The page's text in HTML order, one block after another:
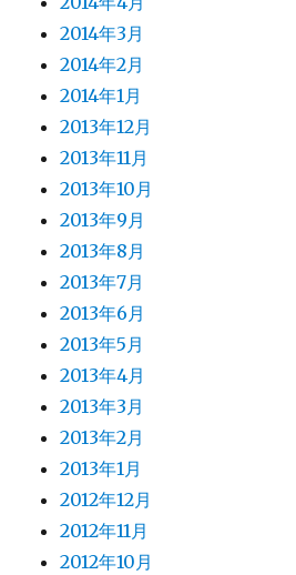
2014年3月
2014年2月
2014年1月
2013年12月
2013年11月
2013年10月
2013年9月
2013年8月
2013年7月
2013年6月
2013年5月
2013年4月
2013年3月
2013年2月
2013年1月
2012年12月
2012年11月
2012年10月